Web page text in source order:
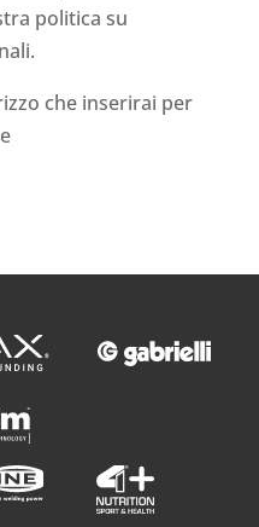
politica su
.
che inserirai per